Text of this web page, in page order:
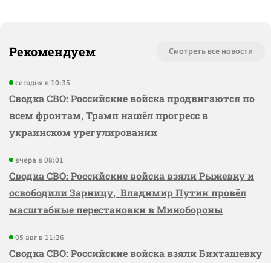
Рекомендуем Смотреть все новости
сегодня в 10:35
Сводка СВО: Российские войска продвигаются по
всем фронтам, Трамп нашёл прогресс в
украинском урегулировании
вчера в 08:01
Сводка СВО: Российские войска взяли Рыжевку и
освободили Зарницу, Владимир Путин провёл
масштабные перестановки в Минобороны
05 авг в 11:26
Сводка СВО: Российские войска взяли Бикташевку